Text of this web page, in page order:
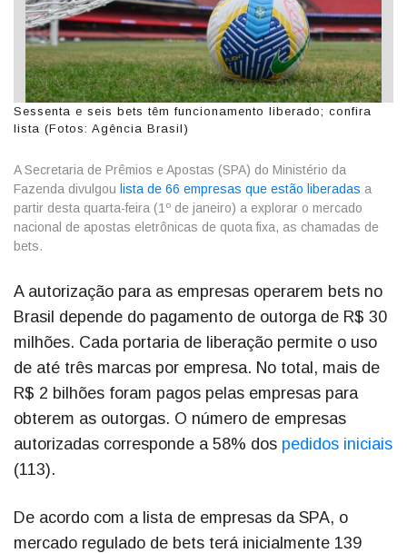
Sessenta e seis bets têm funcionamento liberado; confira
lista (Fotos: Agência Brasil)
A Secretaria de Prêmios e Apostas (SPA) do Ministério da
Fazenda divulgou lista de 66 empresas que estão liberadas a
partir desta quarta-feira (1º de janeiro) a explorar o mercado
nacional de apostas eletrônicas de quota fixa, as chamadas de
bets.
A autorização para as empresas operarem bets no
Brasil depende do pagamento de outorga de R$ 30
milhões. Cada portaria de liberação permite o uso
de até três marcas por empresa. No total, mais de
R$ 2 bilhões foram pagos pelas empresas para
obterem as outorgas. O número de empresas
autorizadas corresponde a 58% dos pedidos iniciais
(113).
De acordo com a lista de empresas da SPA, o
mercado regulado de bets terá inicialmente 139